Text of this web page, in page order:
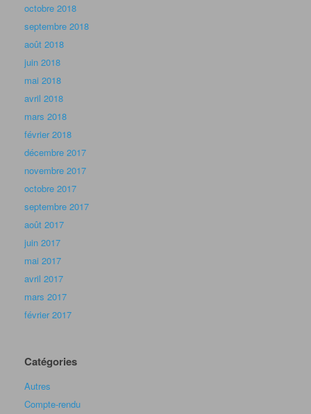
octobre 2018
septembre 2018
août 2018
juin 2018
mai 2018
avril 2018
mars 2018
février 2018
décembre 2017
novembre 2017
octobre 2017
septembre 2017
août 2017
juin 2017
mai 2017
avril 2017
mars 2017
février 2017
Catégories
Autres
Compte-rendu